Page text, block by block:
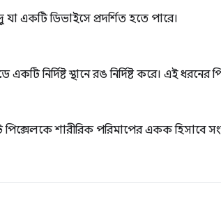
যা একটি ডিভাইসে প্রদর্শিত হতে পারে।
একটি নির্দিষ্ট স্থানে রঙ নির্দিষ্ট করে। এই
শারীরিক পরিমাপের একক হিসাবে